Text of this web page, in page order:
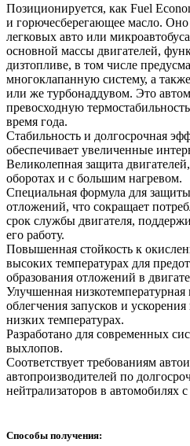
Позиционируется, как Fuel
и горючесберегающее масло.
легковых авто или
основной массы двигателей,
дизтопливе, в том числе
многоклапанную систему, а
или же турбонаддувом. Это
превосходную
время года.
Стабильность и долгосрочная
обеспечивает увеличенные
Великолепная защита
оборотах и с большим нагревом.
Специальная формула для
отложений, что сокращает
срок службы двигателя,
его работу.
Повышенная стойкость к
высоких температурах для
образования отложений в
Улучшенная низкотемпературная
облегчения запусков и
низких температурах.
Разработано для современных
выхлопов.
Соответствует требованиям
автопроизводителей по
нейтрализаторов в автомобилях
Способы получения: